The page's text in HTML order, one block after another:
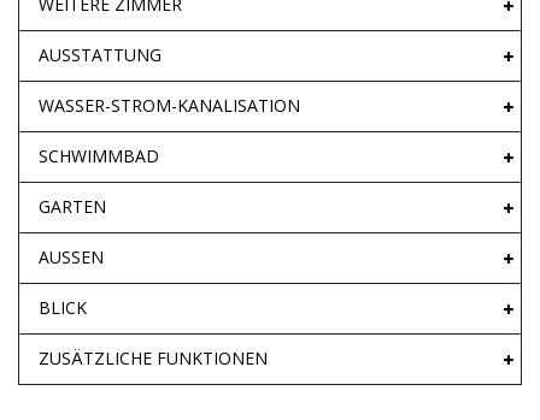
AUSSTATTUNG
WASSER-STROM-KANALISATION
SCHWIMMBAD
GARTEN
AUSSEN
BLICK
ZUSÄTZLICHE FUNKTIONEN